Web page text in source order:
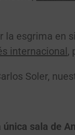
la esgrima en
internacional,
Soler,
única sala de